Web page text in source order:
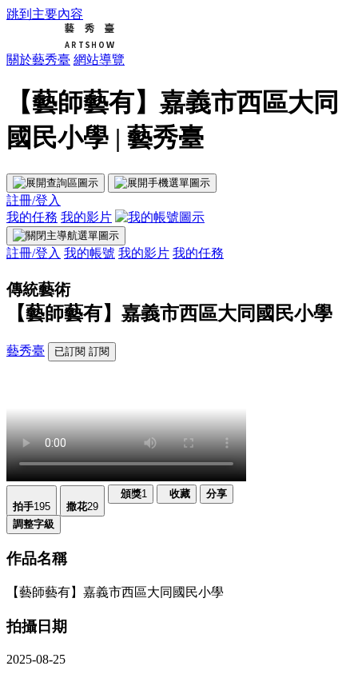
跳到主要內容
關於藝秀臺 網站導覽
【藝師藝有】嘉義市西區大同
國民小學 | 藝秀臺
註冊/登入
我的任務 我的影片
註冊/登入 我的帳號 我的影片 我的任務
傳統藝術
【藝師藝有】嘉義市西區大同國民小學
藝秀臺 已訂閱 訂閱
拍手195 撒花29
頒獎1 收藏 分享
調整字級
作品名稱
【藝師藝有】嘉義市西區大同國民小學
拍攝日期
2025-08-25